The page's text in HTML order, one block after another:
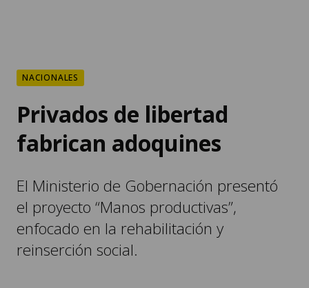
NACIONALES
Privados de libertad
fabrican adoquines
El Ministerio de Gobernación presentó
el proyecto “Manos productivas”,
enfocado en la rehabilitación y
reinserción social.